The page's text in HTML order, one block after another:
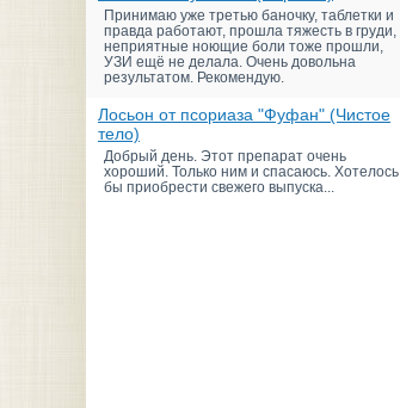
Принимаю уже третью баночку, таблетки и
правда работают, прошла тяжесть в груди,
неприятные ноющие боли тоже прошли,
УЗИ ещё не делала. Очень довольна
результатом. Рекомендую.
Лосьон от псориаза "Фуфан" (Чистое
тело)
Добрый день. Этот препарат очень
хороший. Только ним и спасаюсь. Хотелось
бы приобрести свежего выпуска...